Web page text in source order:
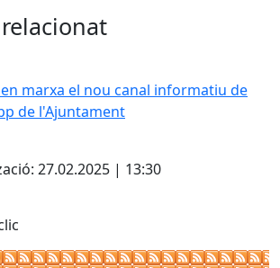
en marxa el nou canal informatiu de
de l'Ajuntament
27.02.2025 | 13:30